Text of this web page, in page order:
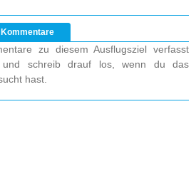
Kommentare
zu diesem Ausflugsziel verfasst
schreib drauf los, wenn du das
hast.